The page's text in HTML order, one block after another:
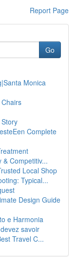
Report Page
Go
Monica
Complete
& Competitiv...
Local Shop
Typical...
Design Guide
e Harmonia
savoir
Travel C...